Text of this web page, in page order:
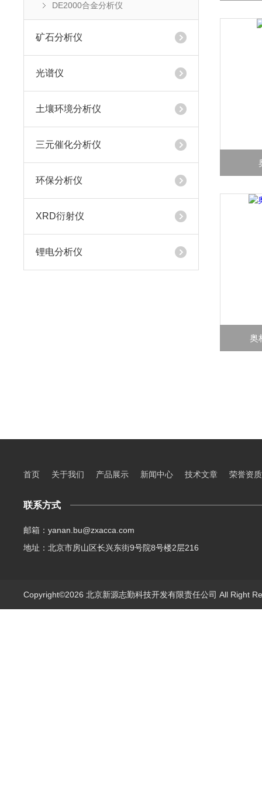
DE2000合金分析仪
矿石分析仪
光谱仪
土壤环境分析仪
三元催化分析仪
环保分析仪
XRD衍射仪
锂电分析仪
奥
首页 关于我们 产品展示 新闻中心 技术文章 荣誉资质
联系方式
邮箱：yanan.bu@zxacca.com
地址：北京市房山区长兴东街9号院8号楼2层216
Copyright©2026 北京新源志勤科技开发有限责任公司 All Right